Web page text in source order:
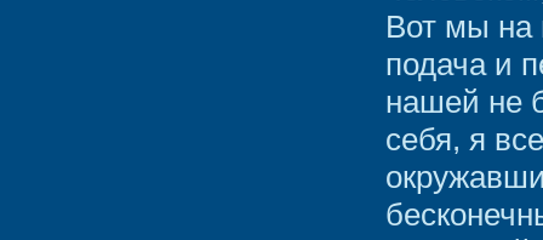
Вот мы на
подача и
нашей не
себя, я